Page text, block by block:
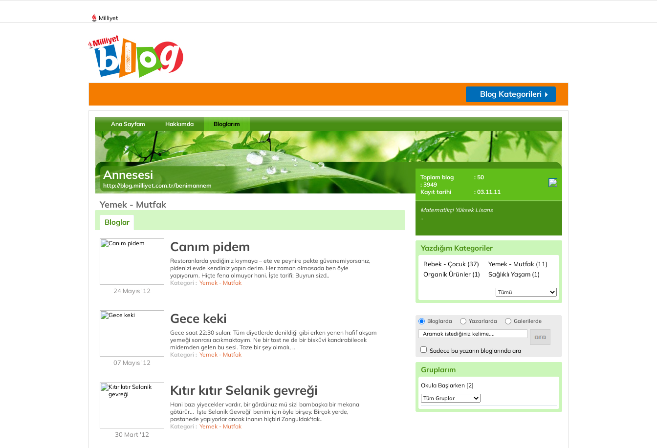
Milliyet
Blog Kategorileri
Ana Sayfam Hakkımda Bloglarım
Annesesi
http://blog.milliyet.com.tr/benimannem
Yemek - Mutfak
Bloglar
24 Mayıs '12
Canım pidem
Restoranlarda yediğiniz kıymaya – ete ve peynire pekte güvenemiyorsanız,
pidenizi evde kendiniz yapın derim. Her zaman olmasada ben öyle
yapıyorum. Hiçte fena olmuyor hani. İşte tarifi; Buyrun sizd..
Kategori : Yemek - Mutfak
07 Mayıs '12
Gece keki
Gece saat 22:30 suları; Tüm diyetlerde denildiği gibi erken yenen hafif akşam
yemeği sonrası acıkmaktayım. Ne bir tost ne de bir bisküvi kandırabilecek
midemden gelen bu sesi. Taze bir şey olmalı, ..
Kategori : Yemek - Mutfak
30 Mart '12
Kıtır kıtır Selanik gevreği
Hani bazı yiyecekler vardır, bir gördünüz mü sizi bambaşka bir mekana
götürür... İşte Selanik Gevreği' benim için öyle birşey. Birçok yerde,
pastanede yapıyorlar ancak inanın hiçbiri Zonguldak'tak..
Kategori : Yemek - Mutfak
Toplam blog
: 50
: 3949
Kayıt tarihi
: 03.11.11
Matematikçi Yüksek Lisans
..
Yazdığım Kategoriler
Bebek - Çocuk (37)
Yemek - Mutfak (11)
Organik Ürünler (1)
Sağlıklı Yaşam (1)
Bloglarda Yazarlarda Galerilerde
Sadece bu yazarın bloglarında ara
Gruplarım
Okula Başlarken [2]